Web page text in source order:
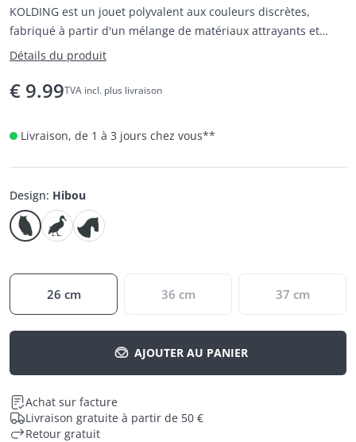
KOLDING est un jouet polyvalent aux couleurs discrètes,
fabriqué à partir d'un mélange de matériaux attrayants et
antidérapants.
Détails du produit
€ 9.99TVA incl. plus livraison
Livraison, de 1 à 3 jours chez vous**
Design: Hibou
26 cm 36 cm 37 cm
AJOUTER AU PANIER
Achat sur facture
Livraison gratuite à partir de 50 €
Retour gratuit